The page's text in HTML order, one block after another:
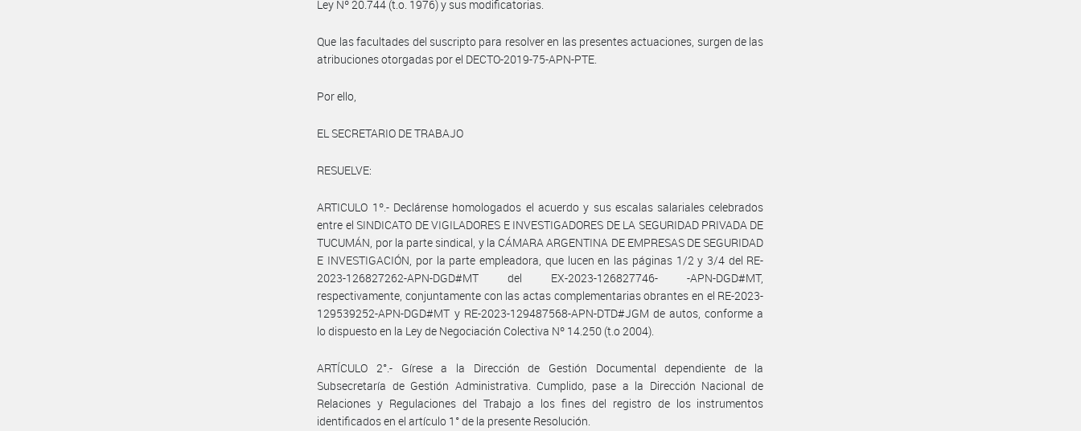
Ley Nº 20.744 (t.o. 1976) y sus modificatorias.
Que las facultades del suscripto para resolver en las presentes actuaciones, surgen de las
atribuciones otorgadas por el DECTO-2019-75-APN-PTE.
Por ello,
EL SECRETARIO DE TRABAJO
RESUELVE:
ARTICULO 1º.- Declárense homologados el acuerdo y sus escalas salariales celebrados
entre el SINDICATO DE VIGILADORES E INVESTIGADORES DE LA SEGURIDAD PRIVADA DE
TUCUMÁN, por la parte sindical, y la CÁMARA ARGENTINA DE EMPRESAS DE SEGURIDAD
E INVESTIGACIÓN, por la parte empleadora, que lucen en las páginas 1/2 y 3/4 del RE-
2023-126827262-APN-DGD#MT del EX-2023-126827746- -APN-DGD#MT,
respectivamente, conjuntamente con las actas complementarias obrantes en el RE-2023-
129539252-APN-DGD#MT y RE-2023-129487568-APN-DTD#JGM de autos, conforme a
lo dispuesto en la Ley de Negociación Colectiva Nº 14.250 (t.o 2004).
ARTÍCULO 2°.- Gírese a la Dirección de Gestión Documental dependiente de la
Subsecretaría de Gestión Administrativa. Cumplido, pase a la Dirección Nacional de
Relaciones y Regulaciones del Trabajo a los fines del registro de los instrumentos
identificados en el artículo 1° de la presente Resolución.